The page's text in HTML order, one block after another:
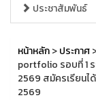
ประชาสัมพันธ์
หน้าหลัก>ประกาศ
portfolio รอบที่ 1
2569 สมัครเรียนไ
2569